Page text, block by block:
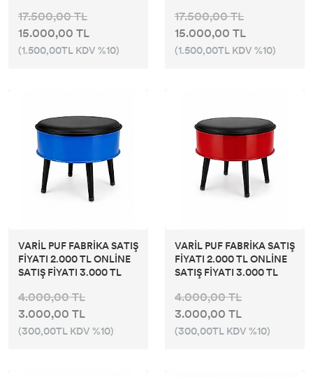
17.500,00 TL
15.000,00 TL
(1.500,00TL KDV %10)
17.500,00 TL
15.000,00 TL
(1.500,00TL KDV %10)
VARİL PUF FABRİKA SATIŞ
FİYATI 2.000 TL ONLİNE
SATIŞ FİYATI 3.000 TL
4.000,00 TL
3.000,00 TL
(300,00TL KDV %10)
VARİL PUF FABRİKA SATIŞ
FİYATI 2.000 TL ONLİNE
SATIŞ FİYATI 3.000 TL
4.000,00 TL
3.000,00 TL
(300,00TL KDV %10)